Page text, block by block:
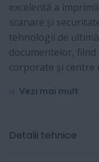
excelentă a
scanare și
tehnologii de
documentelor,
corporate și centre
Vezi mai mult
Detalii tehnice